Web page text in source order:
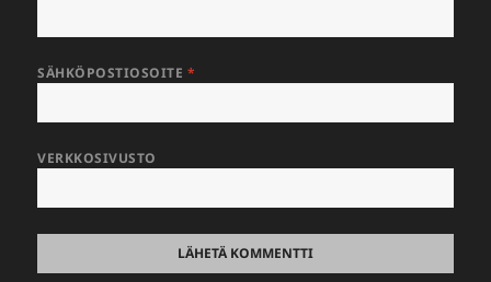
SÄHKÖPOSTIOSOITE *
VERKKOSIVUSTO